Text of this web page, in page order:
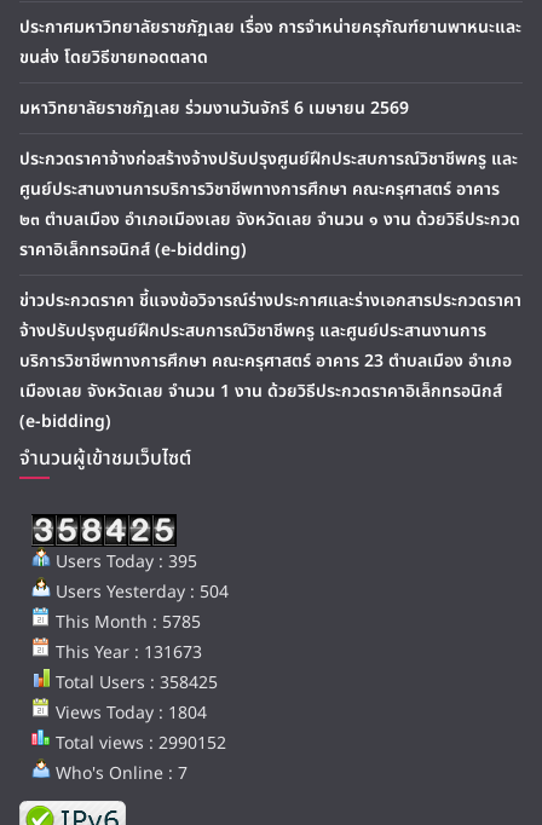
ประกาศมหาวิทยาลัยราชภัฏเลย เรื่อง การจำหน่ายครุภัณฑ์ยานพาหนะและ
ขนส่ง โดยวิธีขายทอดตลาด
มหาวิทยาลัยราชภัฏเลย ร่วมงานวันจักรี 6 เมษายน 2569
ประกวดราคาจ้างก่อสร้างจ้างปรับปรุงศูนย์ฝึกประสบการณ์วิชาชีพครู และ
ศูนย์ประสานงานการบริการวิชาชีพทางการศึกษา คณะครุศาสตร์ อาคาร
๒๓ ตำบลเมือง อำเภอเมืองเลย จังหวัดเลย จำนวน ๑ งาน ด้วยวิธีประกวด
ราคาอิเล็กทรอนิกส์ (e-bidding)
ข่าวประกวดราคา ชี้แจงข้อวิจารณ์ร่างประกาศและร่างเอกสารประกวดราคา
จ้างปรับปรุงศูนย์ฝึกประสบการณ์วิชาชีพครู และศูนย์ประสานงานการ
บริการวิชาชีพทางการศึกษา คณะครุศาสตร์ อาคาร 23 ตำบลเมือง อำเภอ
เมืองเลย จังหวัดเลย จำนวน 1 งาน ด้วยวิธีประกวดราคาอิเล็กทรอนิกส์
(e-bidding)
จำนวนผู้เข้าชมเว็บไซต์
Users Today : 395
Users Yesterday : 504
This Month : 5785
This Year : 131673
Total Users : 358425
Views Today : 1804
Total views : 2990152
Who's Online : 7